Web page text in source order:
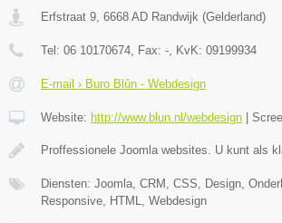
Erfstraat 9 6668 AD Randwijk (Gelderland)
Tel: 06 10170674 , Fax: - , KvK: 09199934
E-mail › Buro Blûn - Webdesign
Website: http://www.blun.nl/webdesign
Proffessionele Joomla websites. U kunt als
Diensten: Joomla, CRM, CSS, Design,
Responsive, HTML, Webdesign